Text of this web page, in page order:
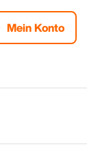
Mein Konto